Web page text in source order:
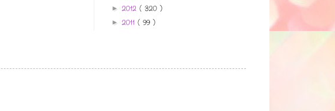
► 2012 ( 320 )
► 2011 ( 99 )